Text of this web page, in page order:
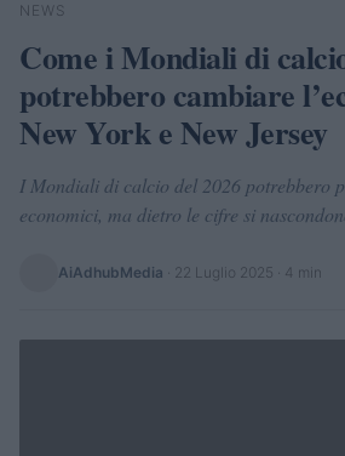
Cerca
NEWS
Come i Mondiali di
potrebbero cambiare
New York e New Jersey
I Mondiali di calcio del 2026 potrebbero
economici, ma dietro le cifre si
AiAdhubMedia 22 Luglio 2025 · 4 min